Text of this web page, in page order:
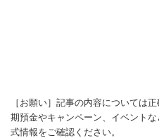
［お願い］記事の内容については
期預金やキャンペーン、イベント
式情報をご確認ください。